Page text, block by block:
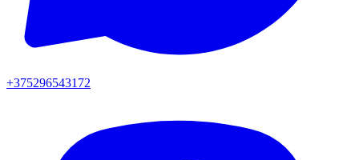
+375296543172